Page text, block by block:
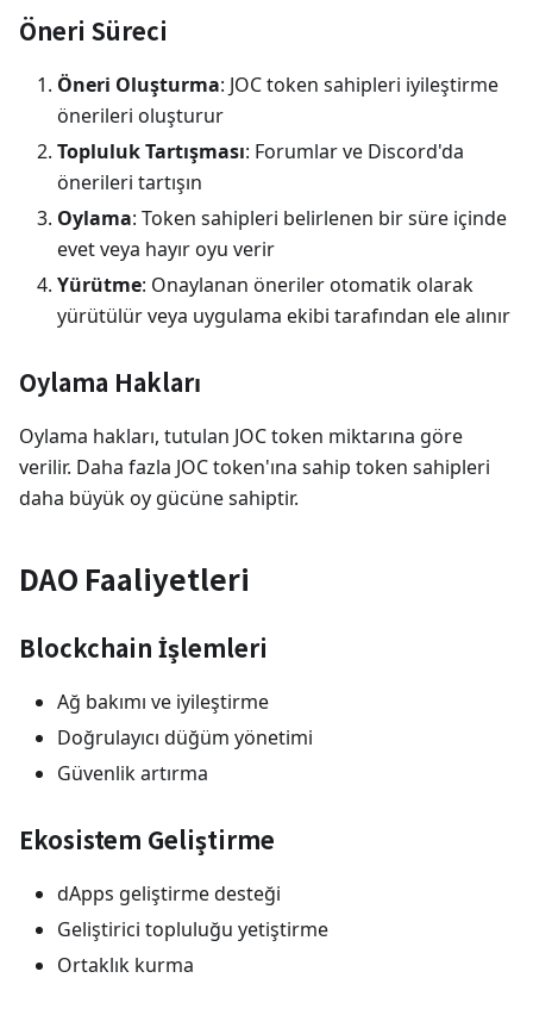
Öneri Süreci
Öneri Oluşturma: JOC token sahipleri iyileştirme
önerileri oluşturur
Topluluk Tartışması: Forumlar ve Discord'da
önerileri tartışın
Oylama: Token sahipleri belirlenen bir süre içinde
evet veya hayır oyu verir
Yürütme: Onaylanan öneriler otomatik olarak
yürütülür veya uygulama ekibi tarafından ele alınır
Oylama Hakları
Oylama hakları, tutulan JOC token miktarına göre
verilir. Daha fazla JOC token'ına sahip token sahipleri
daha büyük oy gücüne sahiptir.
DAO Faaliyetleri
Blockchain İşlemleri
Ağ bakımı ve iyileştirme
Doğrulayıcı düğüm yönetimi
Güvenlik artırma
Ekosistem Geliştirme
dApps geliştirme desteği
Geliştirici topluluğu yetiştirme
Ortaklık kurma